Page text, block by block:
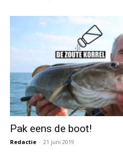
Pak eens de boot!
Redactie - 21 juni 2019